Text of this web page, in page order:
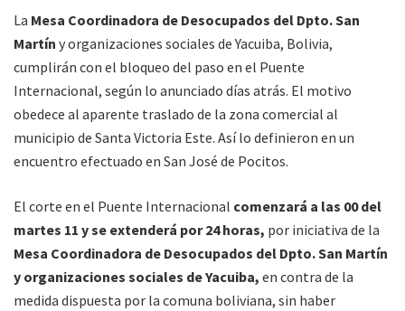
La Mesa Coordinadora de Desocupados del Dpto. San
Martín y organizaciones sociales de Yacuiba, Bolivia,
cumplirán con el bloqueo del paso en el Puente
Internacional, según lo anunciado días atrás. El motivo
obedece al aparente traslado de la zona comercial al
municipio de Santa Victoria Este. Así lo definieron en un
encuentro efectuado en San José de Pocitos.
El corte en el Puente Internacional comenzará a las 00 del
martes 11 y se extenderá por 24 horas, por iniciativa de la
Mesa Coordinadora de Desocupados del Dpto. San Martín
y organizaciones sociales de Yacuiba, en contra de la
medida dispuesta por la comuna boliviana, sin haber